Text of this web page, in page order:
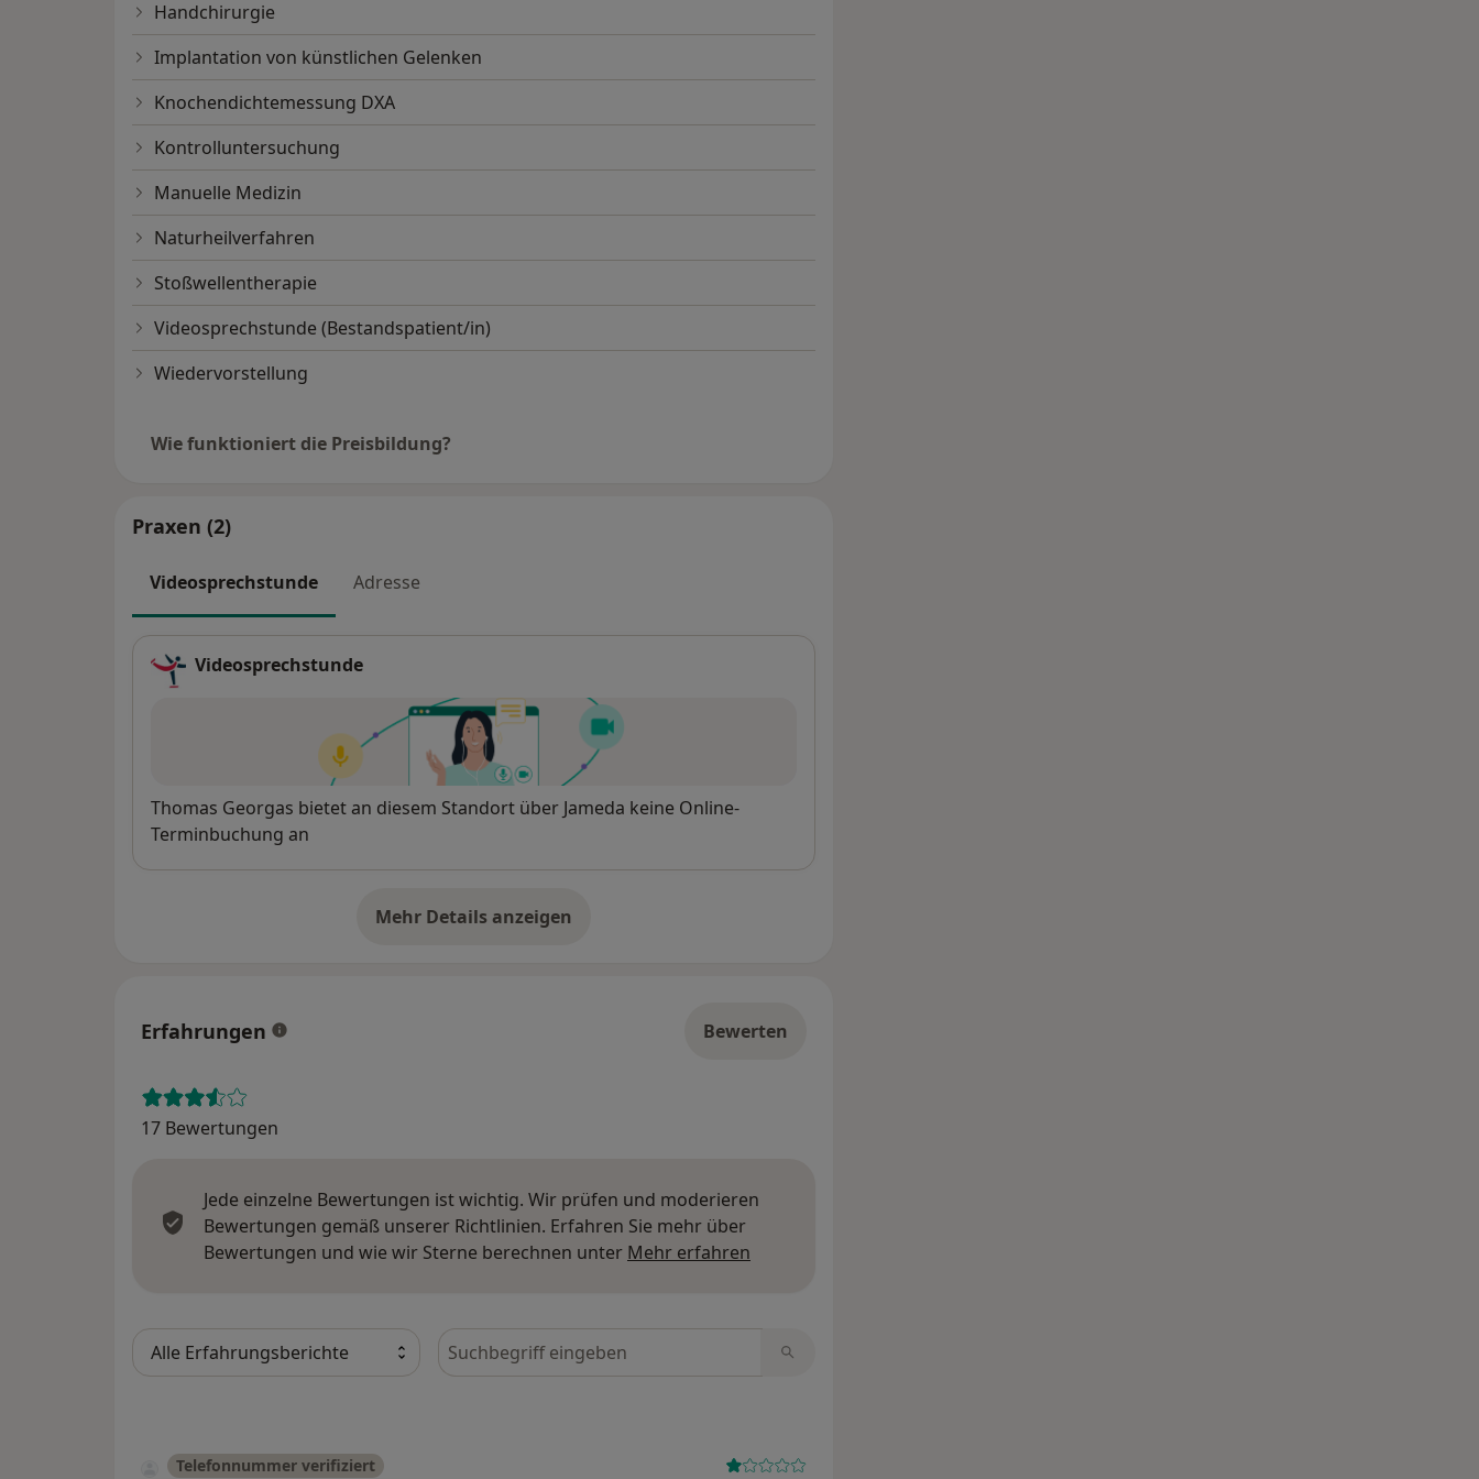
Handchirurgie
Implantation von künstlichen Gelenken
Knochendichtemessung DXA
Kontrolluntersuchung
Manuelle Medizin
Naturheilverfahren
Stoßwellentherapie
Videosprechstunde (Bestandspatient/in)
Wiedervorstellung
Wie funktioniert die Preisbildung?
Praxen (2)
Videosprechstunde Adresse
Videosprechstunde
Verfügbarkeit
Thomas Georgas bietet an diesem Standort über Jameda keine Online-
Terminbuchung an
Mehr Details anzeigen
über die Adresse
Erfahrungen Bewerten
17 Bewertungen
Jede einzelne Bewertungen ist wichtig. Wir prüfen und moderieren
Bewertungen gemäß unserer Richtlinien. Erfahren Sie mehr über
Bewertungen und wie wir Sterne berechnen unter Mehr erfahren
Bewertungen durchsuchen
Telefonnummer verifiziert